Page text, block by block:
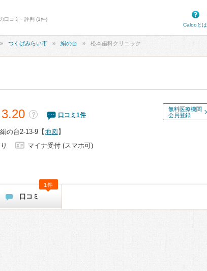
口コミ・評判 (1件)
Calooとは
つくばみらい市 絹の台 松本歯科クリニック
無料医療機関
会員登録
3.20 ？ 口コミ 1件
の台2-13-9 【地図 】
マイナ受付 (スマホ可)
口コミ
1件